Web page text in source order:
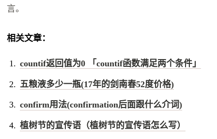
言。
相关文章：
countif返回值为0 「countif函数满足两个条件」
五粮液多少一瓶(17年的剑南春52度价格)
confirm用法(confirmation后面跟什么介词)
植树节的宣传语（植树节的宣传语怎么写）